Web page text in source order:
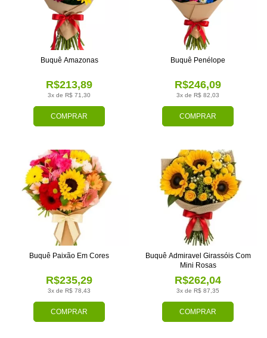
COMPRAR
3x de R$ 71,30
R$213,89
Buquê Amazonas
COMPRAR
3x de R$ 82,03
R$246,09
Buquê Penélope
COMPRAR
3x de R$ 78,43
R$235,29
Buquê Paixão Em Cores
COMPRAR
3x de R$ 87,35
R$262,04
Buquê Admiravel Girassóis Com
Mini Rosas